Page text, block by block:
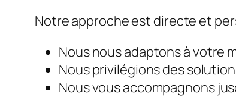
Notre approche est directe et
Nous nous adaptons à votre
Nous privilégions des
Nous vous accompagnons